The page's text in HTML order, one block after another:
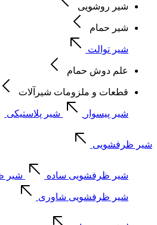
شیر روشویی
شیر حمام
شیر توالت
علم دوش حمام
قطعات و ملزومات شیرآلات
شیر پیسوار شیر پلاستیکی
شیر ظرفشویی
شیر ظرفشویی ساده شیر
شیر ظرفشویی شاوری